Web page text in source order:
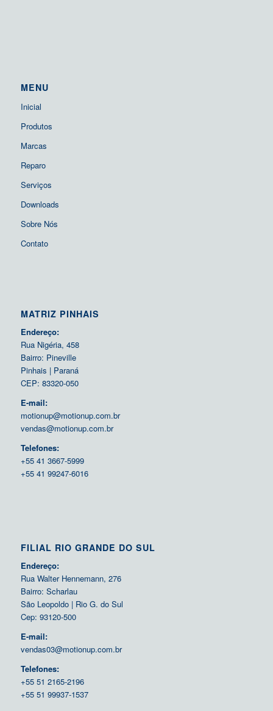
MENU
Inicial
Produtos
Marcas
Reparo
Serviços
Downloads
Sobre Nós
Contato
MATRIZ PINHAIS
Endereço:
Rua Nigéria, 458
Bairro: Pineville
Pinhais | Paraná
CEP: 83320-050
E-mail:
motionup@motionup.com.br
vendas@motionup.com.br
Telefones:
+55 41 3667-5999
+55 41 99247-6016
FILIAL RIO GRANDE DO SUL
Endereço:
Rua Walter Hennemann, 276
Bairro: Scharlau
São Leopoldo | Rio G. do Sul
Cep: 93120-500
E-mail:
vendas03@motionup.com.br
Telefones:
+55 51 2165-2196
+55 51 99937-1537